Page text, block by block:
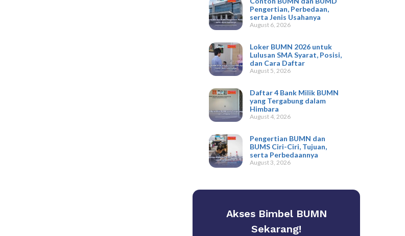
Pengertian, Perbedaan,
serta Jenis Usahanya
August 6, 2026
Loker BUMN 2026 untuk
Lulusan SMA Syarat, Posisi,
dan Cara Daftar
August 5, 2026
Daftar 4 Bank Milik BUMN
yang Tergabung dalam
Himbara
August 4, 2026
Pengertian BUMN dan
BUMS Ciri-Ciri, Tujuan,
serta Perbedaannya
August 3, 2026
Akses Bimbel BUMN
Sekarang!